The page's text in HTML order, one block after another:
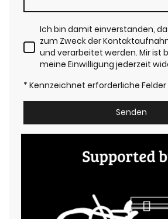
Ich bin damit einverstanden,
zum Zweck der
und verarbeitet werden. Mir ist
meine Einwilligung jederzeit
* Kennzeichnet erforderliche Felder
Senden